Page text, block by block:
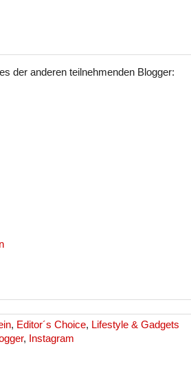
der anderen teilnehmenden Blogger:
, Editor´s Choice, Lifestyle & Gadgets
, Instagram